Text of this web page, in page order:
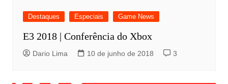
Destaques Especiais Game News
E3 2018 | Conferência do Xbox
Dario Lima 10 de junho de 2018 3